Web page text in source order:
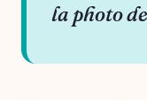
la photo